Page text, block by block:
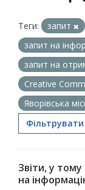
Теги: запит
запит на
запит на
Creative
Яворівська
Звіти, у
на